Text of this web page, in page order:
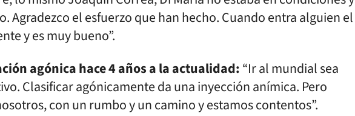
Agradezco el esfuerzo que han hecho. Cuando entra alguien el
y es muy bueno”.
agónica hace 4 años a la actualidad:“Ir al mundial sea
Clasificar agónicamente da una inyección anímica. Pero
con un rumbo y un camino y estamos contentos”.